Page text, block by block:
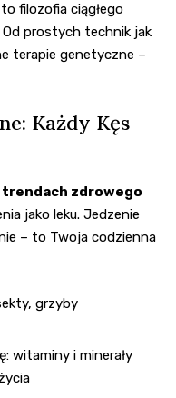
filozofia ciągłego
Od prostych technik jak
terapie genetyczne –
Każdy Kęs
zdrowego
jako leku. Jedzenie
– to Twoja codzienna
grzyby
witaminy i minerały